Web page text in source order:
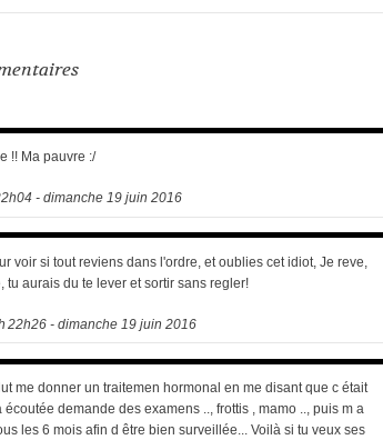
!! Ma pauvre :/
- dimanche 19 juin 2016
voir si tout reviens dans l'ordre, et oublies cet idiot, Je reve,
tu aurais du te lever et sortir sans regler!
22h26 -dimanche 19 juin 2016
me donner un traitemen hormonal en me disant que c était
demande des examens .., frottis , mamo .., puis m a
les 6 mois afin d être bien surveillée... Voilà si tu veux ses